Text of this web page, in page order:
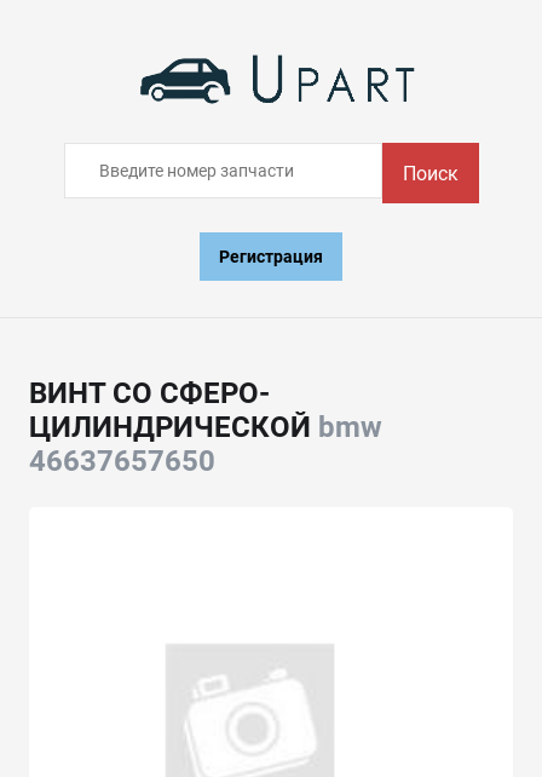
Поиск
Регистрация
ВИНТ СО СФЕРО-
ЦИЛИНДРИЧЕСКОЙ bmw
46637657650